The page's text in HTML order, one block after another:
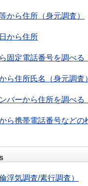
から住所（身元調査）
から住所
固定電話番号を調べる
ら住所氏名（身元調査）
バーから住所を調べる
ら携帯電話番号などの
浮気調査/素行調査）